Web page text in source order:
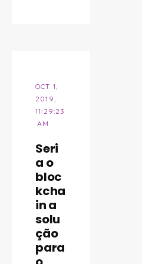
OCT 1,
2019,
11:29:23
AM
Seri
a o
bloc
kcha
in a
solu
ção
para